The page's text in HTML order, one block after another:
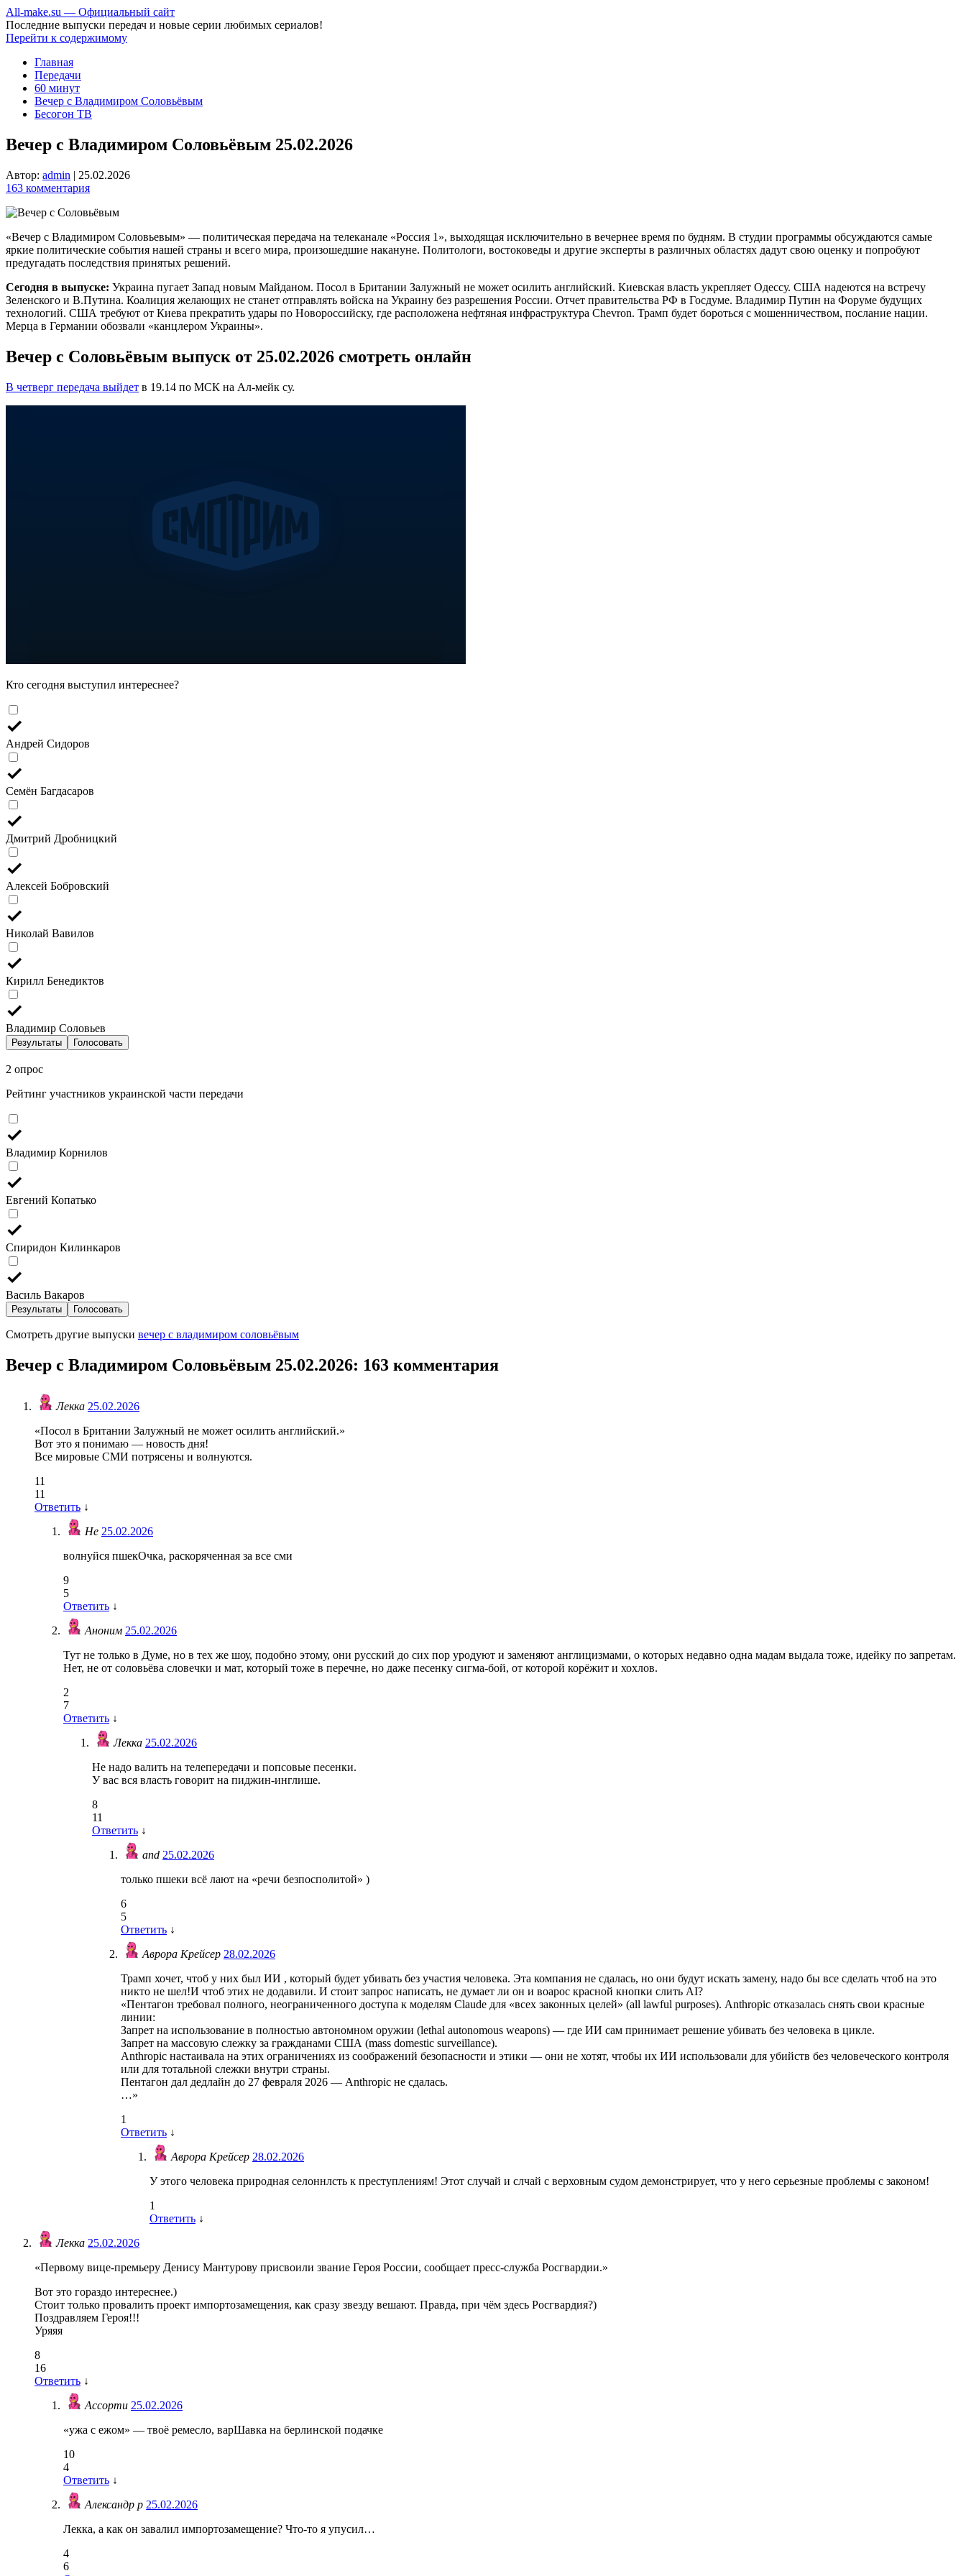
All-make.su — Официальный сайт
Последние выпуски передач и новые серии любимых сериалов!
Перейти к содержимому
Главная
Передачи
60 минут
Вечер с Владимиром Соловьёвым
Бесогон ТВ
Вечер с Владимиром Соловьёвым 25.02.2026
Автор: admin | 25.02.2026
163 комментария
«Вечер с Владимиром Соловьевым» — политическая передача на телеканале «Россия 1», выходящая исключительно в вечернее время по будням. В студии программы обсуждаются самые
яркие политические события нашей страны и всего мира, произошедшие накануне. Политологи, востоковеды и другие эксперты в различных областях дадут свою оценку и попробуют
предугадать последствия принятых решений.
Сегодня в выпуске: Украина пугает Запад новым Майданом. Посол в Британии Залужный не может осилить английский. Киевская власть укрепляет Одессу. США надеются на встречу
Зеленского и В.Путина. Коалиция желающих не станет отправлять войска на Украину без разрешения России. Отчет правительства РФ в Госдуме. Владимир Путин на Форуме будущих
технологий. США требуют от Киева прекратить удары по Новороссийску, где расположена нефтяная инфраструктура Chevron. Трамп будет бороться с мошенничеством, послание нации.
Мерца в Германии обозвали «канцлером Украины».
Вечер с Соловьёвым выпуск от 25.02.2026 смотреть онлайн
В четверг передача выйдет в 19.14 по МСК на Ал-мейк су.
Кто сегодня выступил интереснее?
Андрей Сидоров
Семён Багдасаров
Дмитрий Дробницкий
Алексей Бобровский
Николай Вавилов
Кирилл Бенедиктов
Владимир Соловьев
Результаты Голосовать
2 опрос
Рейтинг участников украинской части передачи
Владимир Корнилов
Евгений Копатько
Спиридон Килинкаров
Василь Вакаров
Результаты Голосовать
Смотреть другие выпуски вечер с владимиром соловьёвым
Вечер с Владимиром Соловьёвым 25.02.2026: 163 комментария
Лекка 25.02.2026
«Посол в Британии Залужный не может осилить английский.»
Вот это я понимаю — новость дня!
Все мировые СМИ потрясены и волнуются.
11
11
Ответить ↓
Не 25.02.2026
волнуйся пшекОчка, раскоряченная за все сми
9
5
Ответить ↓
Аноним 25.02.2026
Тут не только в Думе, но в тех же шоу, подобно этому, они русский до сих пор уродуют и заменяют англицизмами, о которых недавно одна мадам выдала тоже, идейку по запретам.
Нет, не от соловьёва словечки и мат, который тоже в перечне, но даже песенку сигма-бой, от которой корёжит и хохлов.
2
7
Ответить ↓
Лекка 25.02.2026
Не надо валить на телепередачи и попсовые песенки.
У вас вся власть говорит на пиджин-инглише.
8
11
Ответить ↓
and 25.02.2026
только пшеки всё лают на «речи безпосполитой» )
6
5
Ответить ↓
Аврора Крейсер 28.02.2026
Трамп хочет, чтоб у них был ИИ , который будет убивать без участия человека. Эта компания не сдалась, но они будут искать замену, надо бы все сделать чтоб на это
никто не шел!И чтоб этих не додавили. И стоит запрос написать, не думает ли он и воарос красной кнопки слить AI?
«Пентагон требовал полного, неограниченного доступа к моделям Claude для «всех законных целей» (all lawful purposes). Anthropic отказалась снять свои красные
линии:
Запрет на использование в полностью автономном оружии (lethal autonomous weapons) — где ИИ сам принимает решение убивать без человека в цикле.
Запрет на массовую слежку за гражданами США (mass domestic surveillance).
Anthropic настаивала на этих ограничениях из соображений безопасности и этики — они не хотят, чтобы их ИИ использовали для убийств без человеческого контроля
или для тотальной слежки внутри страны.
Пентагон дал дедлайн до 27 февраля 2026 — Anthropic не сдалась.
…»
1
Ответить ↓
Аврора Крейсер 28.02.2026
У этого человека природная селоннлсть к преступлениям! Этот случай и слчай с верховным судом демонстрирует, что у него серьезные проблемы с законом!
1
Ответить ↓
Лекка 25.02.2026
«Первому вице-премьеру Денису Мантурову присвоили звание Героя России, сообщает пресс-служба Росгвардии.»
Вот это гораздо интереснее.)
Стоит только провалить проект импортозамещения, как сразу звезду вешают. Правда, при чём здесь Росгвардия?)
Поздравляем Героя!!!
Уряяя
8
16
Ответить ↓
Ассорти 25.02.2026
«ужа с ежом» — твоё ремесло, варШавка на берлинской подачке
10
4
Ответить ↓
Александр р 25.02.2026
Лекка, а как он завалил импортозамещение? Что-то я упусил…
4
6